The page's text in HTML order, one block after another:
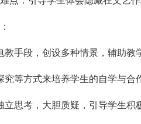
教手段，创设多种情景，辅助教
究等方式来培养学生的自学与合
立思考，大胆质疑，引导学生积